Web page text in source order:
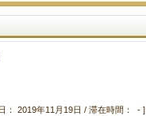
： 2019年11月19日 / 滞在時間： - ]